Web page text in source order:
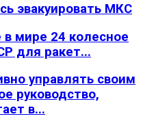
эвакуировать МКС
мире 24 колесное
для ракет...
управлять своим
руководство,
в...